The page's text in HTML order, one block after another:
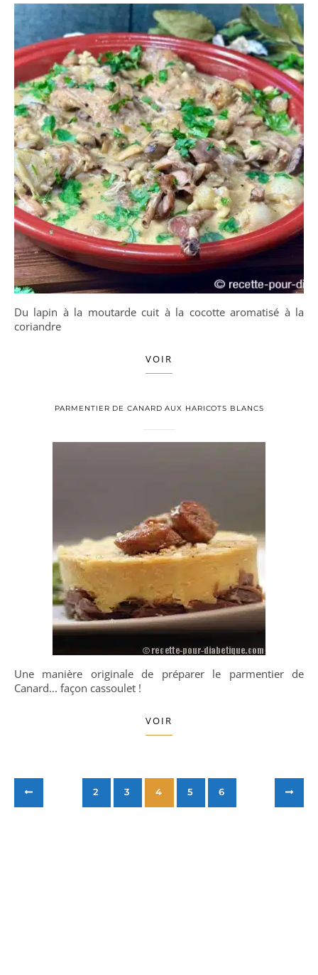
Du lapin à la moutarde cuit à la cocotte aromatisé à la
coriandre
VOIR
PARMENTIER DE CANARD AUX HARICOTS BLANCS
Une manière originale de préparer le parmentier de
Canard... façon cassoulet !
VOIR
2 3 4 5 6